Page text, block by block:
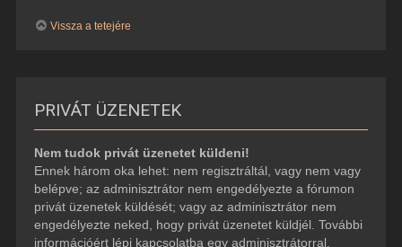
Vissza a tetejére
PRIVÁT ÜZENETEK
Nem tudok privát üzenetet küldeni!
Ennek három oka lehet: nem regisztráltál, vagy nem vagy
belépve; az adminisztrátor nem engedélyezte a fórumon
privát üzenetek küldését; vagy az adminisztrátor nem
engedélyezte neked, hogy privát üzenetet küldjél. További
információért lépj kapcsolatba egy adminisztrátorral.